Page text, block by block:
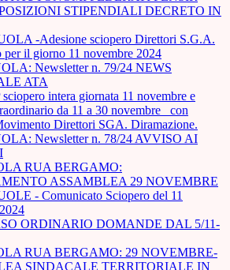
STIPENDIALI DECRETO IN
-Adesione sciopero Direttori S.G.A.
per il giorno 11 novembre 2024
Newsletter n. 79/24 NEWS
ATA
intera giornata 11 novembre e
da 11 a 30 novembre_ con
Direttori SGA. Diramazione.
Newsletter n. 78/24 AVVISO AI
RUA BERGAMO:
ASSAMBLEA 29 NOVEMBRE
- Comunicato Sciopero del 11
ORDINARIO DOMANDE DAL 5/11-
RUA BERGAMO: 29 NOVEMBRE-
SINDACALE TERRITORIALE IN